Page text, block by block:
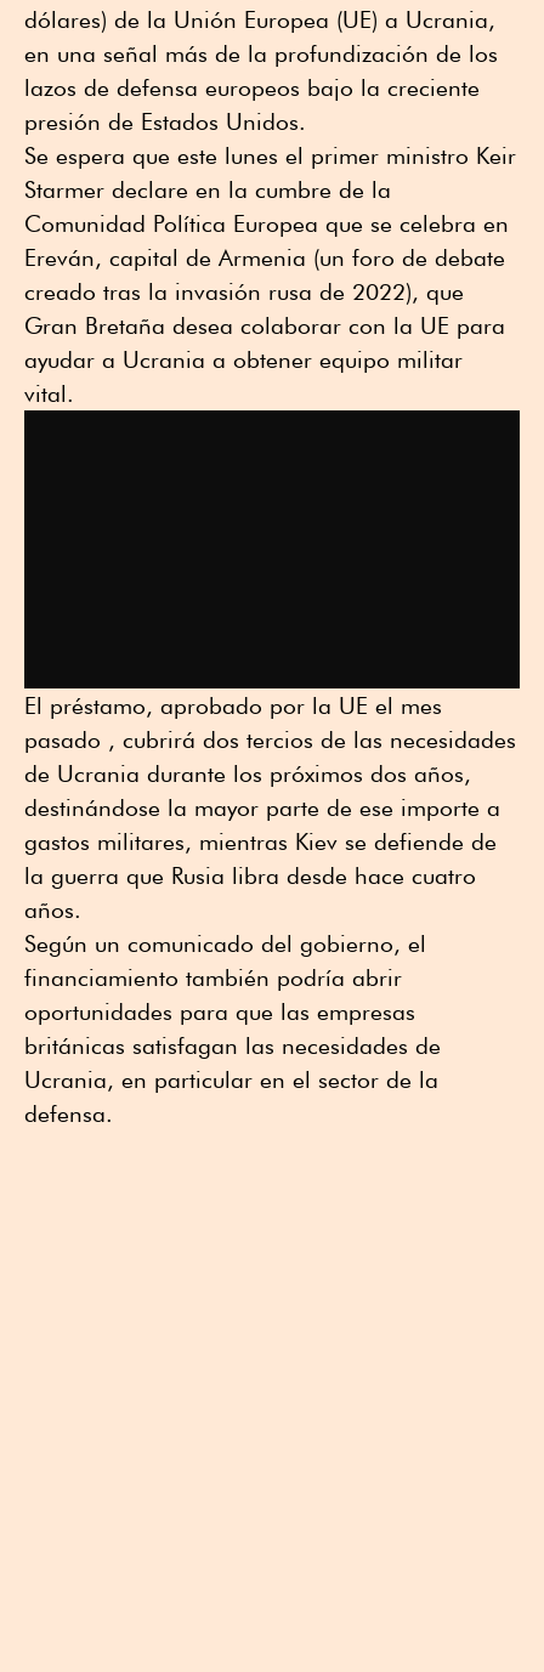
dólares) de la Unión Europea (UE) a Ucrania,
en una señal más de la profundización de los
lazos de defensa europeos bajo la creciente
presión de Estados Unidos.
Se espera que este lunes el primer ministro Keir
Starmer declare en la cumbre de la
Comunidad Política Europea que se celebra en
Ereván, capital de Armenia (un foro de debate
creado tras la invasión rusa de 2022), que
Gran Bretaña desea colaborar con la UE para
ayudar a Ucrania a obtener equipo militar
vital.
El préstamo, aprobado por la UE el mes
pasado , cubrirá dos tercios de las necesidades
de Ucrania durante los próximos dos años,
destinándose la mayor parte de ese importe a
gastos militares, mientras Kiev se defiende de
la guerra que Rusia libra desde hace cuatro
años.
Según un comunicado del gobierno, el
financiamiento también podría abrir
oportunidades para que las empresas
británicas satisfagan las necesidades de
Ucrania, en particular en el sector de la
defensa.